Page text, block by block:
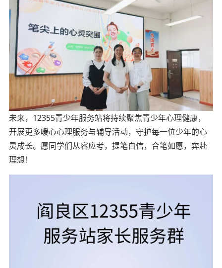
未来， 12355青少年服务站将持续聚焦青少年心理健康，
开展更多暖心心理服务与辅导活动，守护每一位少年的心
灵成长。愿同学们从容应考，提笔自信，合笔如愿，奔赴
理想！